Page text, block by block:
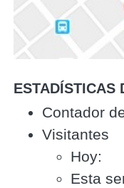
ESTADÍSTICAS
‎Contador
Visitantes
Hoy:
Esta